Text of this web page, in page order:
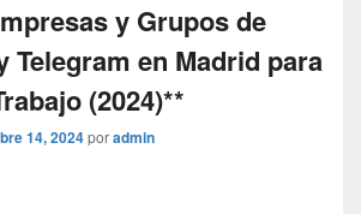
y Grupos de
Telegram en Madrid para
(2024)**
14, 2024poradmin